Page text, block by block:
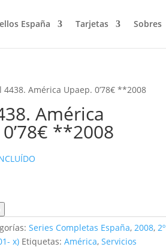
España Tarjetas Sobres
4438. América Upaep. 0’78€ **2008
América
**2008
Series Completas España,2008,2º
x) Etiquetas:América,Servicios